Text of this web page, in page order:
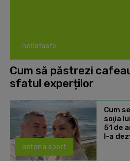
hellotaste
Cum să păstrezi
sfatul experților
antena sport
Cum
soţia
51 de
l-a